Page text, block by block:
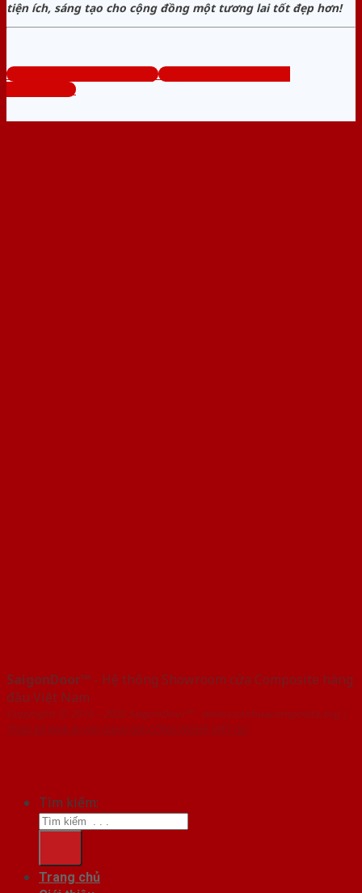
tiện ích, sáng tạo cho cộng đồng một tương lai tốt đẹp hơn!
www.cuanhuacomposite.org
Tổng đài tư vấn miễn phí:
0824.400.400
SaigonDoor™ - Hệ thống Showroom cửa Composite hàng
đầu Việt Nam
Copyright ⓒ 2016 – 2026 SaigonDoor™ - www.cuanhuacomposite.org |
Thiết kế Web & Vận hành bởi CÔNG NGHỆ VIỆT JSC
Tìm kiếm:
Trang chủ